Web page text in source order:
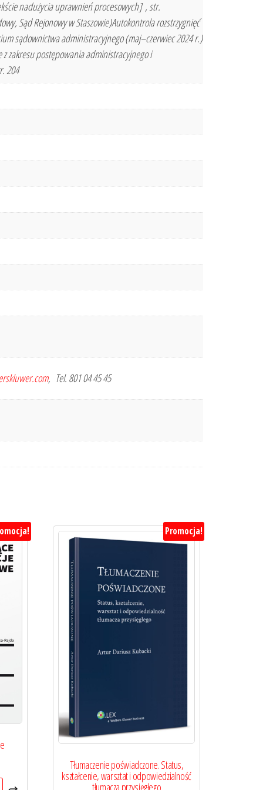
nadużycia uprawnień procesowych] , str.
Sąd Rejonowy w Staszowie)Autokontrola rozstrzygnięć
sądownictwa administracyjnego (maj–czerwiec 2024 r.)
z zakresu postępowania administracyjnego i
204
, Tel. 801 04 45 45
Promocja!
Tłumaczenie poświadczone. Status,
kształcenie, warsztat i odpowiedzialność
tłumacza przysięgłego